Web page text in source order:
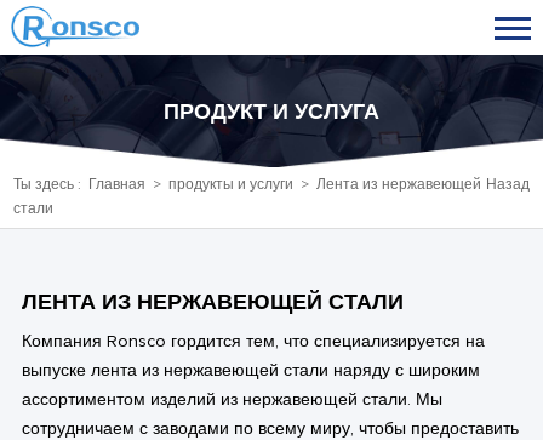
ПРОДУКТ И УСЛУГА
Назад
Ты здесь : Главная > продукты и услуги >Лента из нержавеющей
стали
ЛЕНТА ИЗ НЕРЖАВЕЮЩЕЙ СТАЛИ
Компания Ronsco гордится тем, что специализируется на
выпуске лента из нержавеющей стали наряду с широким
ассортиментом изделий из нержавеющей стали. Мы
сотрудничаем с заводами по всему миру, чтобы предоставить